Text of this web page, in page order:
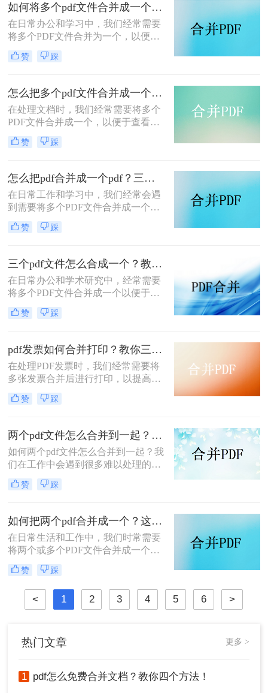
如何将多个pdf文件合并成一个？这3种方法轻松合并文件！
在日常办公和学习中，我们经常需要
将多个PDF文件合并为一个，以便于
分享、存储和管理。那么如何将多个
pdf文件合并成一个呢？本文将介绍四
法，帮助您轻松完成PDF文件的合并
任务。
赞 踩
怎么把多个pdf文件合并成一个？试试看这二种转换方式！
在处理文档时，我们经常需要将多个
PDF文件合并成一个，以便于查看、
传输和存档。那么怎么把多个pdf文件
合并成一个呢？本文将介绍两种常用
PDF合并任务。
赞 踩
怎么把pdf合并成一个pdf？三种方法教你快速合并pdf！
在日常工作和学习中，我们经常会遇
到需要将多个PDF文件合并成一个文
件的需求。无论是为了整理资料、简
化分享流程，还是为了更方便地阅读
的功能。那么怎么把pdf合并成一个
pdf呢？以下将详细介绍几种常用的
PDF合并方法，帮助您轻松实现这一
目标。
赞 踩
三个pdf文件怎么合成一个？教你4种大家都在用方法！
在日常办公和学术研究中，经常需要
将多个PDF文件合并成一个以便于管
理和分享。那么三个pdf文件怎么合成
一个呢？本文将介绍四种将三个PDF
赞 踩
pdf发票如何合并打印？教你三种简单合并方法！
在处理PDF发票时，我们经常需要将
多张发票合并后进行打印，以提高工
作效率和节省纸张。那么PDF发票如
何合并打印呢？以下将介绍三种合并
轻松应对这一需求。
赞 踩
两个pdf文件怎么合并到一起？大家来试试这3种方法吧！
如何两个pdf文件怎么合并到一起？我
们在工作中会遇到很多难以处理的文
件，比如PDF文件，特别是多个PDF
文件合并成一个PDF文件。事实上，
互联网上找到相关的方法。最后，我
们不能达到我们理想的预期。让我们
来看看pdf合并的方法。
赞 踩
如何把两个pdf合并成一个？这4种合并方法很好用！
在日常生活和工作中，我们时常需要
将两个或多个PDF文件合并成一个，
以便于管理、查阅和分享。那么如何
把两个pdf合并成一个呢？本文将介绍
三种常用的PDF合并方法。
赞 踩
< 1 2 3 4 5 6 >
热门文章 更多 >
1 pdf怎么免费合并文档？教你四个方法！